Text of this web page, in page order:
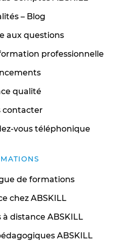
– Blog
aux questions
professionnelle
qualité
contacter
vous téléphonique
de formations
chez ABSKILL
distance ABSKILL
ABSKILL